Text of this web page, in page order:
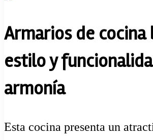
Armarios de cocina
estilo y
armonía
Esta cocina presenta un